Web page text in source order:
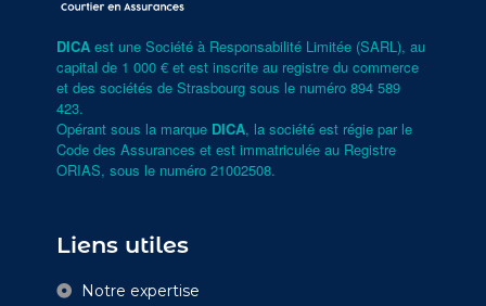
DICA est une Société à Responsabilité Limitée (SARL), au
capital de 1 000 € et est inscrite au registre du commerce
et des sociétés de Strasbourg sous le numéro 894 589
423.
Opérant sous la marque DICA, la société est régie par le
Code des Assurances et est immatriculée au Registre
ORIAS, sous le numéro21002508.
Liens utiles
Notre expertise